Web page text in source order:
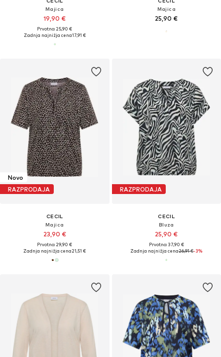
Majica
19,90 €
Prvotno: 25,90 €
Zadnja najnižja cena17,91 €
Majica
25,90 €
Novo
RAZPRODAJA
CECIL
Majica
23,90 €
Prvotno: 29,90 €
Zadnja najnižja cena21,51 €
RAZPRODAJA
CECIL
Bluza
25,90 €
Prvotno: 37,90 €
Zadnja najnižja cena26,91 €-3%